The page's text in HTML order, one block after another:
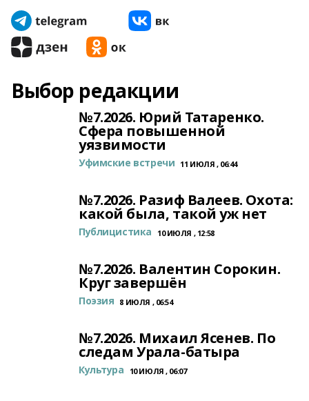
Выбор редакции
№7.2026. Юрий Татаренко.
Сфера повышенной
уязвимости
Уфимские встречи 11 ИЮЛЯ , 06:44
№7.2026. Разиф Валеев. Охота:
какой была, такой уж нет
Публицистика 10 ИЮЛЯ , 12:58
№7.2026. Валентин Сорокин.
Круг завершён
Поэзия 8 ИЮЛЯ , 06:54
№7.2026. Михаил Ясенев. По
следам Урала-батыра
Культура 10 ИЮЛЯ , 06:07